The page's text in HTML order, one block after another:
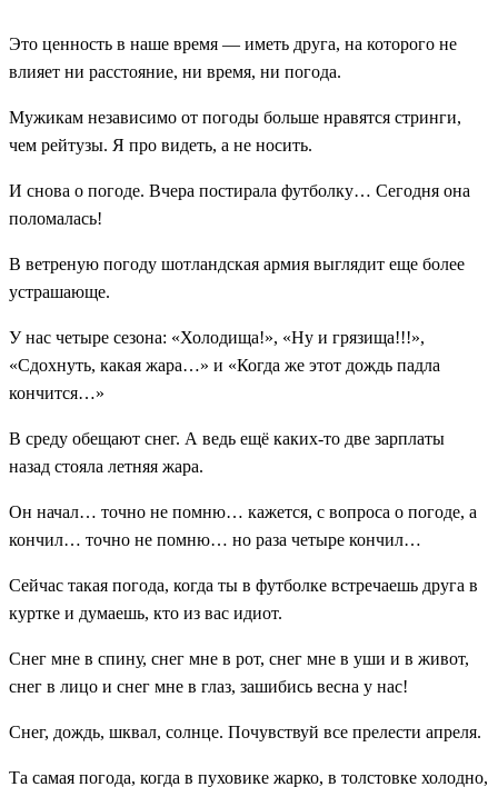
Это ценность в наше время — иметь друга, на которого не
влияет ни расстояние, ни время, ни погода.
Мужикам независимо от погоды больше нравятся стринги,
чем рейтузы. Я про видеть, а не носить.
И снова о погоде. Вчера постирала футболку… Сегодня она
поломалась!
В ветреную погоду шотландская армия выглядит еще более
устрашающе.
У нас четыре сезона: «Холодища!», «Ну и грязища!!!»,
«Сдохнуть, какая жара…» и «Когда же этот дождь падла
кончится…»
В среду обещают снег. А ведь ещё каких-то две зарплаты
назад стояла летняя жара.
Он начал… точно не помню… кажется, с вопроса о погоде, а
кончил… точно не помню… но раза четыре кончил…
Сейчас такая погода, когда ты в футболке встречаешь друга в
куртке и думаешь, кто из вас идиот.
Снег мне в спину, снег мне в рот, снег мне в уши и в живот,
снег в лицо и снег мне в глаз, зашибись весна у нас!
Снег, дождь, шквал, солнце. Почувствуй все прелести апреля.
Та самая погода, когда в пуховике жарко, в толстовке холодно,